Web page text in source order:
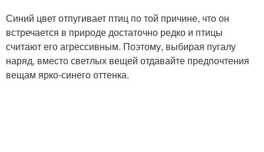
Синий цвет отпугивает птиц по той причине, что он
встречается в природе достаточно редко и птицы
считают его агрессивным. Поэтому, выбирая пугалу
наряд, вместо светлых вещей отдавайте предпочтения
вещам ярко-синего оттенка.